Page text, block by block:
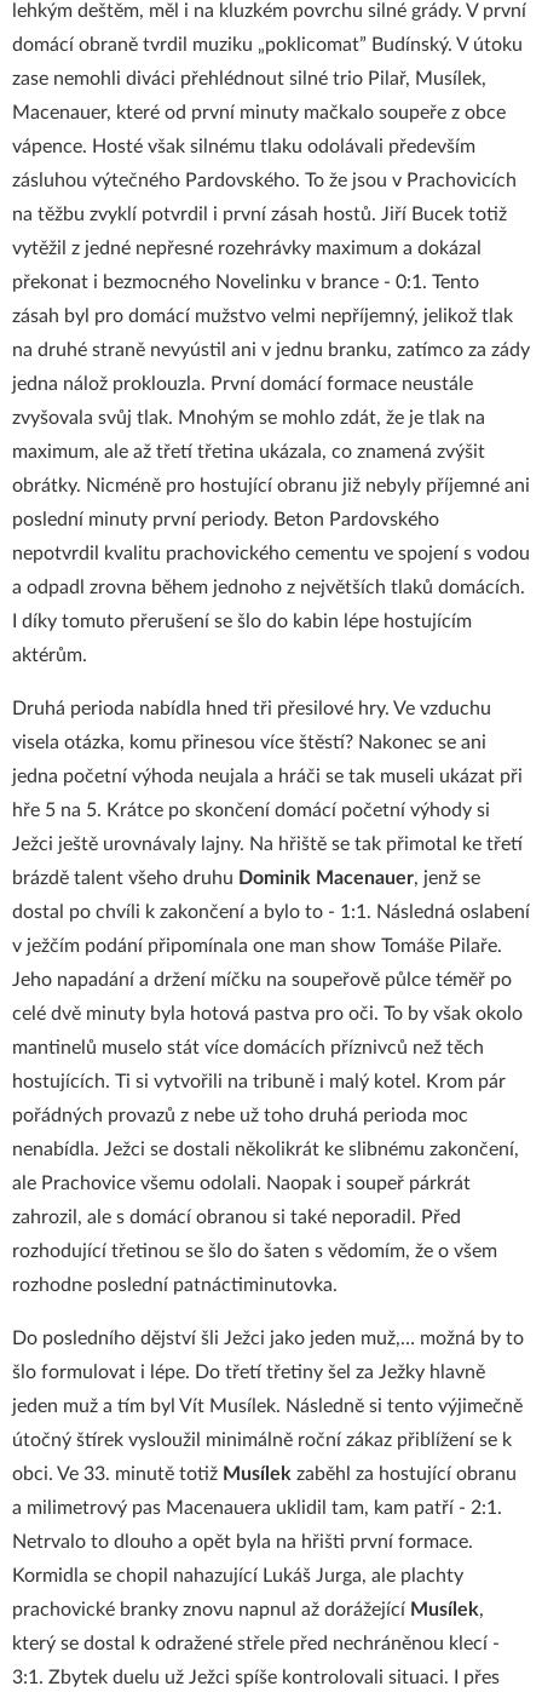
lehkým deštěm, měl i na kluzkém povrchu silné grády. V první
domácí obraně tvrdil muziku „poklicomat” Budínský. V útoku
zase nemohli diváci přehlédnout silné trio Pilař, Musílek,
Macenauer, které od první minuty mačkalo soupeře z obce
vápence. Hosté však silnému tlaku odolávali především
zásluhou výtečného Pardovského. To že jsou v Prachovicích
na těžbu zvyklí potvrdil i první zásah hostů. Jiří Bucek totiž
vytěžil z jedné nepřesné rozehrávky maximum a dokázal
překonat i bezmocného Novelinku v brance - 0:1. Tento
zásah byl pro domácí mužstvo velmi nepříjemný, jelikož tlak
na druhé straně nevyústil ani v jednu branku, zatímco za zády
jedna nálož proklouzla. První domácí formace neustále
zvyšovala svůj tlak. Mnohým se mohlo zdát, že je tlak na
maximum, ale až třetí třetina ukázala, co znamená zvýšit
obrátky. Nicméně pro hostující obranu již nebyly příjemné ani
poslední minuty první periody. Beton Pardovského
nepotvrdil kvalitu prachovického cementu ve spojení s vodou
a odpadl zrovna během jednoho z největších tlaků domácích.
I díky tomuto přerušení se šlo do kabin lépe hostujícím
aktérům.
Druhá perioda nabídla hned tři přesilové hry. Ve vzduchu
visela otázka, komu přinesou více štěstí? Nakonec se ani
jedna početní výhoda neujala a hráči se tak museli ukázat při
hře 5 na 5. Krátce po skončení domácí početní výhody si
Ježci ještě urovnávaly lajny. Na hřiště se tak přimotal ke třetí
brázdě talent všeho druhu Dominik Macenauer, jenž se
dostal po chvíli k zakončení a bylo to - 1:1. Následná oslabení
v ježčím podání připomínala one man show Tomáše Pilaře.
Jeho napadání a držení míčku na soupeřově půlce téměř po
celé dvě minuty byla hotová pastva pro oči. To by však okolo
mantinelů muselo stát více domácích příznivců než těch
hostujících. Ti si vytvořili na tribuně i malý kotel. Krom pár
pořádných provazů z nebe už toho druhá perioda moc
nenabídla. Ježci se dostali několikrát ke slibnému zakončení,
ale Prachovice všemu odolali. Naopak i soupeř párkrát
zahrozil, ale s domácí obranou si také neporadil. Před
rozhodující třetinou se šlo do šaten s vědomím, že o všem
rozhodne poslední patnáctiminutovka.
Do posledního dějství šli Ježci jako jeden muž,… možná by to
šlo formulovat i lépe. Do třetí třetiny šel za Ježky hlavně
jeden muž a tím byl Vít Musílek. Následně si tento výjimečně
útočný štírek vysloužil minimálně roční zákaz přiblížení se k
obci. Ve 33. minutě totiž Musílek zaběhl za hostující obranu
a milimetrový pas Macenauera uklidil tam, kam patří - 2:1.
Netrvalo to dlouho a opět byla na hřišti první formace.
Kormidla se chopil nahazující Lukáš Jurga, ale plachty
prachovické branky znovu napnul až dorážející Musílek,
který se dostal k odražené střele před nechráněnou klecí -
3:1. Zbytek duelu už Ježci spíše kontrolovali situaci. I přes